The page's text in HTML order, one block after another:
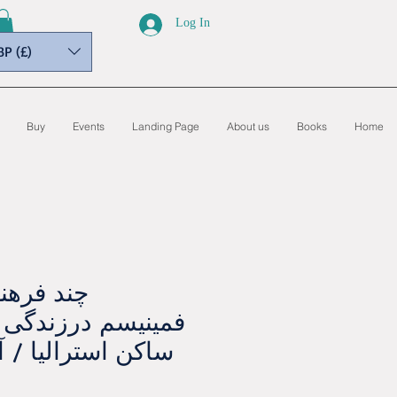
Log In
(£)
Home
Books
About us
Landing Page
Events
Buy
چند
فمينيسم درزندگی
ساکن استراليا /